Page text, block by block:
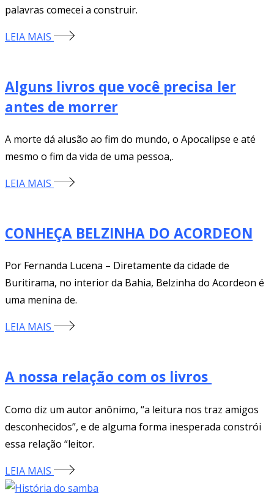
palavras comecei a construir.
LEIA MAIS
Alguns livros que você precisa ler
antes de morrer
A morte dá alusão ao fim do mundo, o Apocalipse e até
mesmo o fim da vida de uma pessoa,.
LEIA MAIS
CONHEÇA BELZINHA DO ACORDEON
Por Fernanda Lucena – Diretamente da cidade de
Buritirama, no interior da Bahia, Belzinha do Acordeon é
uma menina de.
LEIA MAIS
A nossa relação com os livros
Como diz um autor anônimo, “a leitura nos traz amigos
desconhecidos”, e de alguma forma inesperada constrói
essa relação “leitor.
LEIA MAIS